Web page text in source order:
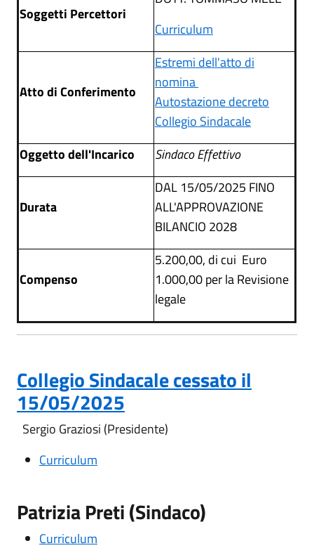
Soggetti Percettori
Curriculum
Atto di Conferimento
Estremi dell'atto di
nomina
Autostazione decreto
Collegio Sindacale
Oggetto dell'Incarico
Sindaco Effettivo
Durata
DAL 15/05/2025 FINO
ALL'APPROVAZIONE
BILANCIO 2028
Compenso
5.200,00, di cui Euro
1.000,00 per la Revisione
legale
Collegio Sindacale cessato il
15/05/2025
Sergio Graziosi (Presidente)
Curriculum
Patrizia Preti (Sindaco)
Curriculum